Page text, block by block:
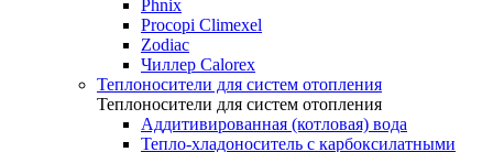
Phnix
Procopi Climexel
Zodiac
Чиллер Calorex
Теплоносители для систем отопления
Теплоносители для систем отопления
Аддитивированная (котловая) вода
Тепло-хладоноситель с карбоксилатными